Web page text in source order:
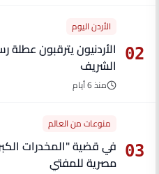
02
الأردن اليوم
الأردنيون يترقبون عطلة
الشريف
منذ 6 أيام
03
منوعات من العالم
مصرية للمفتي